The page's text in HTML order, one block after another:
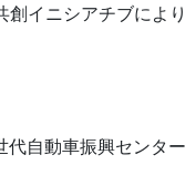
イニシアチブにより
自動車振興センター